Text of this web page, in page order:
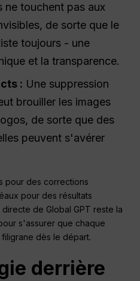
ne touchent pas aux
de sorte que le
toujours - une
et la transparence.
: Une suppression
brouiller les images
de sorte que des
peuvent s'avérer
pour des corrections
pour des résultats
de Global GPT reste la
s'assurer que chaque
dès le départ.
derrière